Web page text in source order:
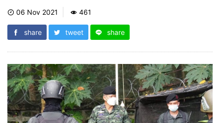
06 Nov 2021 461
share tweet share